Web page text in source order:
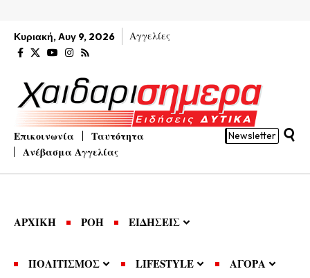
Κυριακή, Αυγ 9, 2026 Αγγελίες
Επικοινωνία
Ταυτότητα
Ανέβασμα Αγγελίας
Newsletter
ΑΡΧΙΚΗ ΡΟΗ ΕΙΔΗΣΕΙΣ
ΠΟΛΙΤΙΣΜΟΣ LIFESTYLE ΑΓΟΡΑ